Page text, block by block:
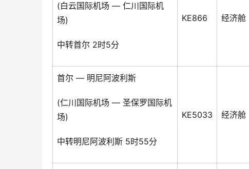
(白云国际机场 — 仁川国际机
场)
中转首尔 2时5分
KE866 经济舱
首尔 — 明尼阿波利斯
(仁川国际机场 — 圣保罗国际机
场)
中转明尼阿波利斯 5时55分
KE5033 经济舱